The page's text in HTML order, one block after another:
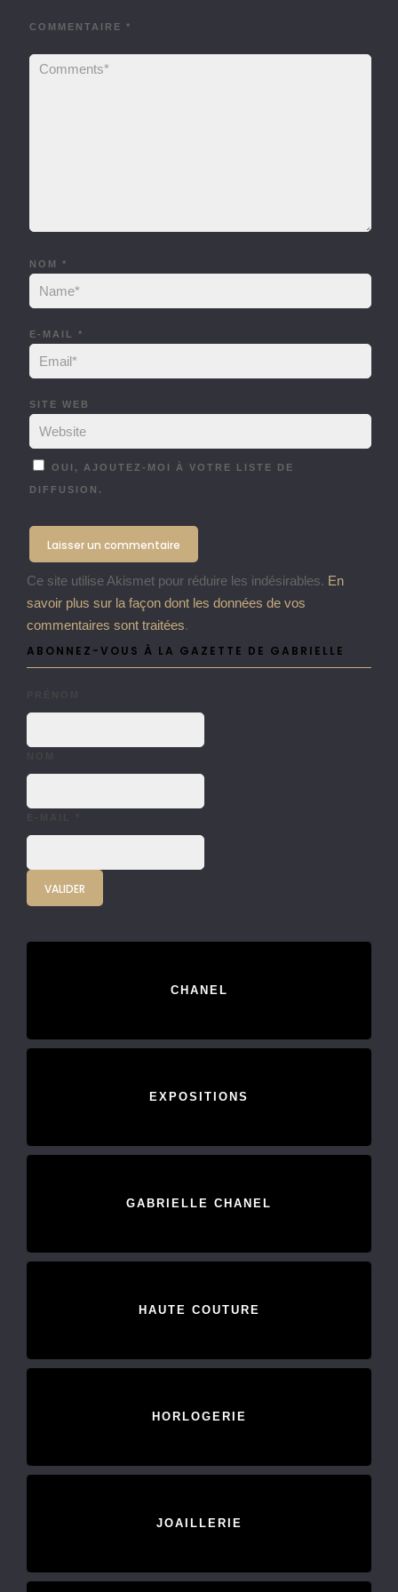
COMMENTAIRE *
NOM *
E-MAIL *
SITE WEB
OUI, AJOUTEZ-MOI À VOTRE LISTE DE
DIFFUSION.
Ce site utilise Akismet pour réduire les indésirables. En
savoir plus sur la façon dont les données de vos
commentaires sont traitées.
ABONNEZ-VOUS À LA GAZETTE DE GABRIELLE
CHANEL
EXPOSITIONS
GABRIELLE CHANEL
HAUTE COUTURE
HORLOGERIE
JOAILLERIE